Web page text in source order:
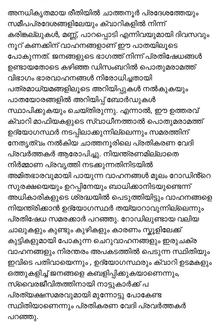
അനധികൃതമായ രീതിയിൽ ചാത്തനൂർ പ്രദേശത്തേയും
സമീപപ്രദേശങ്ങളിലേയും ക്വാറികളിൽ നിന്ന്
കരിങ്കല്ലുകൾ, മണ്ണ്, പാറപ്പൊടി എന്നിവയുമായി ദിവസവും
നൂറ് കണക്കിന് വാഹനങ്ങളാണ് ഈ പാതയിലൂടെ
പോകുന്നത്. ജനങ്ങളുടെ ഭാഗത്ത് നിന്ന് പ്രതിഷേധങ്ങൾ
ഉണ്ടായതോടെ കഴിഞ്ഞ ഡിസംബറിൽ പൊതുമരാമത്ത്
വിഭാഗം ഭാരവാഹനങ്ങൾ നിരോധിച്ചതായി
പത്രമാധ്യമങ്ങളിലൂടെ അറിയിപ്പുകൾ നൽകുകയും
പാതയോരങ്ങളിൽ അറിയിപ്പ് ബോർഡുകൾ
സ്ഥാപിക്കുകയും ചെയ്തിരുന്നു. എന്നാൽ, ഈ ഉത്തരവ്
ക്വാറി മാഫിയകളുടെ സ്വാധീനത്താൽ പൊതുമരാമത്ത്
ഉദ്യോഗസ്ഥർ നടപ്പിലാക്കുന്നില്ലെന്നും സമരത്തിന്
നേതൃത്വം നൽകിയ ചാത്തനൂരിലെ പ്രതികരണ വേദി
പ്രവർത്തകർ ആരോപിച്ചു. നിയന്ത്രണമില്ലാതെ
നിർമ്മാണ പ്രവൃത്തി നടക്കുന്നതിനിടയിൽ
അമിതഭാരവുമായി പായുന്ന വാഹനങ്ങൾ മൂലം റോഡിൻ്റെ
സുരക്ഷയെയും ഉറപ്പിനേയും ബാധിക്കാനിടയുണ്ടെന്ന്
അധികാരികളുടെ ശ്രദ്ധയിൽ പെടുത്തിയിട്ടും വാഹനങ്ങളെ
നിയന്ത്രിക്കാൻ ഉദ്യോഗസ്ഥർ തയ്യാറാവുന്നില്ലെന്നും
പ്രതിഷേധ സമരക്കാർ പറഞ്ഞു. റോഡിലുണ്ടായ വലിയ
ചാലുകളും കുണ്ടും കുഴികളും കാരണം സ്കൂളിലേക്ക്
കുട്ടികളുമായി പോകുന്ന ചെറുവാഹനങ്ങളും ഇരുചക്ര
വാഹനങ്ങളും നിരന്തരം അപകടത്തിൽ പെടുന്ന സ്ഥിതിയും
ഇവിടെ പതിവായെന്നും , ഉദ്യോഗസ്ഥരും ക്വാറി ഉടമകളും
ഒത്തുകളിച്ച് ജനങ്ങളെ കബളിപ്പിക്കുകയാണെന്നും,
സ്വൈരജീവിതത്തിനായി നാട്ടുകാർക്ക് പ
പ്രത്യക്ഷസമരവുമായി മുന്നോട്ടു പോകേണ്ട
സ്ഥിതിയാണെന്നും പ്രതികരണ വേദി പ്രവർത്തകർ
പറഞ്ഞു.